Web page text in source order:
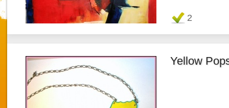
Favorit 2
Yellow